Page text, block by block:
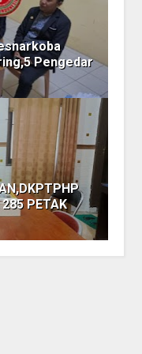
Pengedar
PETAK